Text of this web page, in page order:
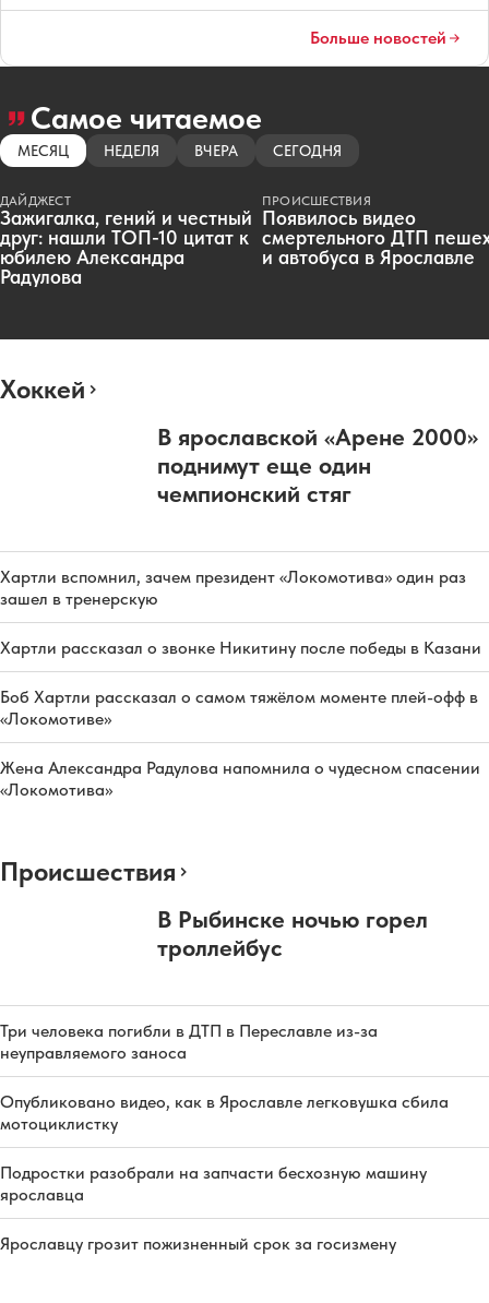
Больше новостей
Самое читаемое
МЕСЯЦ НЕДЕЛЯ ВЧЕРА СЕГОДНЯ
ДАЙДЖЕСТ
Зажигалка, гений и честный
друг: нашли ТОП-10 цитат к
юбилею Александра
Радулова
ПРОИСШЕСТВИЯ
Появилось видео
смертельного ДТП
и автобуса в Ярославле
Хоккей
В ярославской «Арене 2000»
поднимут еще один
чемпионский стяг
Хартли вспомнил, зачем президент «Локомотива» один раз
зашел в тренерскую
Хартли рассказал о звонке Никитину после победы в Казани
Боб Хартли рассказал о самом тяжёлом моменте плей-офф в
«Локомотиве»
Жена Александра Радулова напомнила о чудесном спасении
«Локомотива»
Происшествия
В Рыбинске ночью горел
троллейбус
Три человека погибли в ДТП в Переславле из-за
неуправляемого заноса
Опубликовано видео, как в Ярославле легковушка сбила
мотоциклистку
Подростки разобрали на запчасти бесхозную машину
ярославца
Ярославцу грозит пожизненный срок за госизмену